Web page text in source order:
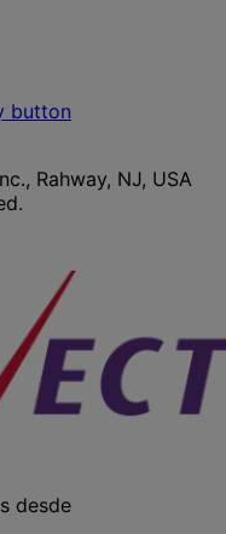
Rahway, NJ, USA
desde